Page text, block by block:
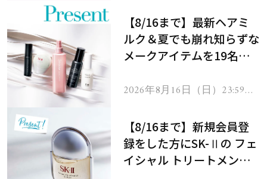
【8/16まで】最新ヘアミ
ルク＆夏でも崩れ知らずな
メークアイテムを19名様
2026年8月16日（日）23:59ま
【8/16まで】新規会員登
録をした方にSK-Ⅱの フェ
イシャル トリートメント